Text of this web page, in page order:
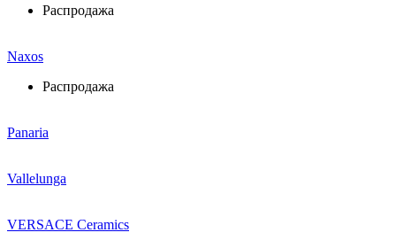
Распродажа
Naxos
Распродажа
Panaria
Vallelunga
VERSACE Ceramics